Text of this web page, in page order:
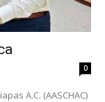
0
A.C. (AASCHAC)